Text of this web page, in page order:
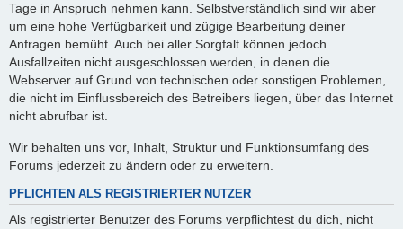
Tage in Anspruch nehmen kann. Selbstverständlich sind wir aber
um eine hohe Verfügbarkeit und zügige Bearbeitung deiner
Anfragen bemüht. Auch bei aller Sorgfalt können jedoch
Ausfallzeiten nicht ausgeschlossen werden, in denen die
Webserver auf Grund von technischen oder sonstigen Problemen,
die nicht im Einflussbereich des Betreibers liegen, über das Internet
nicht abrufbar ist.
Wir behalten uns vor, Inhalt, Struktur und Funktionsumfang des
Forums jederzeit zu ändern oder zu erweitern.
PFLICHTEN ALS REGISTRIERTER NUTZER
Als registrierter Benutzer des Forums verpflichtest du dich, nicht